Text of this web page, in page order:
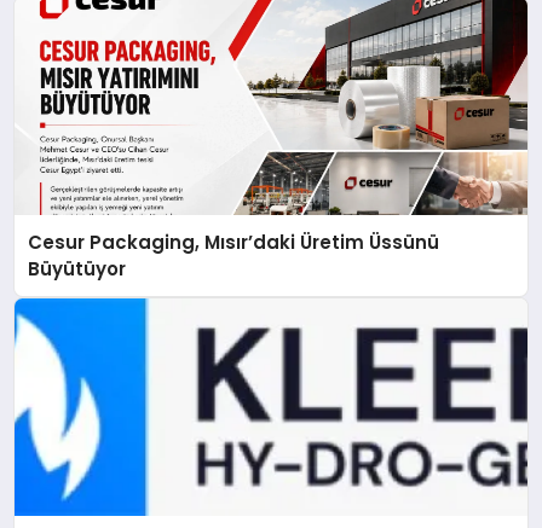
Cesur Packaging, Mısır’daki Üretim Üssünü
Büyütüyor